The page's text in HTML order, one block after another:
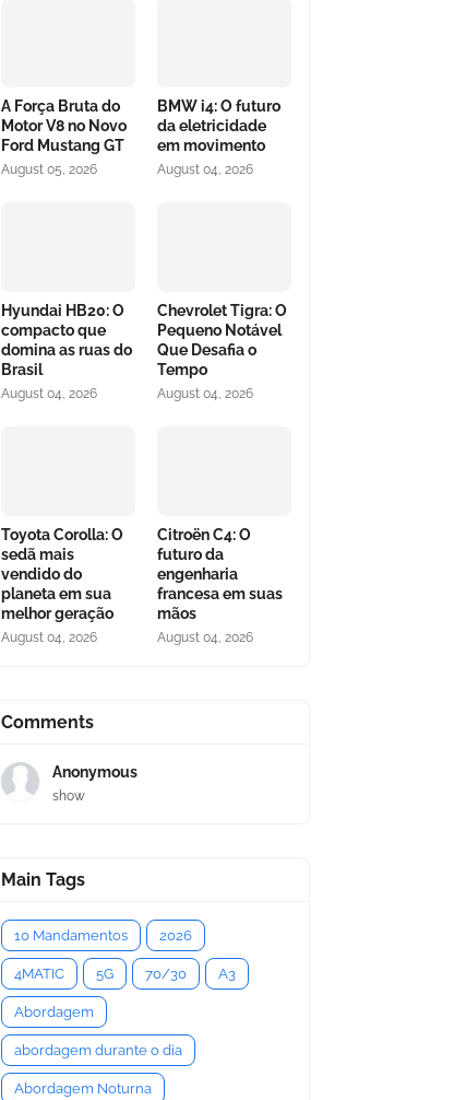
A Força Bruta do
Motor V8 no Novo
Ford Mustang GT
August 05, 2026
BMW i4: O futuro
da eletricidade
em movimento
August 04, 2026
Hyundai HB20: O
compacto que
domina as ruas do
Brasil
August 04, 2026
Chevrolet Tigra: O
Pequeno Notável
Que Desafia o
Tempo
August 04, 2026
Toyota Corolla: O
sedã mais
vendido do
planeta em sua
melhor geração
August 04, 2026
Citroën C4: O
futuro da
engenharia
francesa em suas
mãos
August 04, 2026
Comments
Anonymous
show
Main Tags
10 Mandamentos 2026
4MATIC 5G 70/30 A3
Abordagem
abordagem durante o dia
Abordagem Noturna